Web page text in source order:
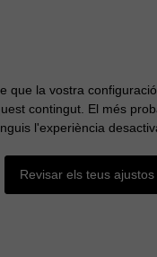
que la vostra
contingut. El més
l'experiència
Revisar els teus ajustos